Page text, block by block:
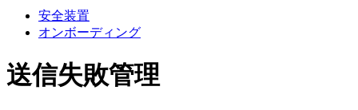
安全装置
オンボーディング
送信失敗管理